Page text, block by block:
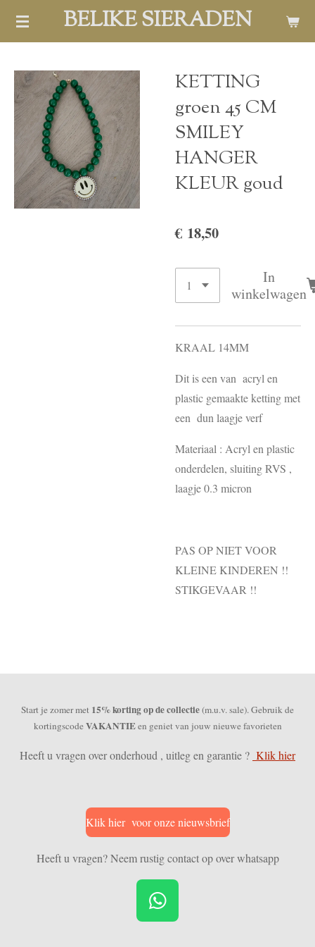
Ga
hoofdinhoud
BELIKE SIERADEN
KETTING
groen 45 CM
SMILEY
HANGER
KLEUR goud
€ 18,50
In
winkelwagen
KRAAL 14MM
Dit is een van acryl en
plastic gemaakte ketting met
een dun laagje verf
Materiaal : Acryl en plastic
onderdelen, sluiting RVS ,
laagje 0.3 micron
PAS OP NIET VOOR
KLEINE KINDEREN !!
STIKGEVAAR !!
Start je zomer met 15% korting op de collectie(m.u.v. sale). Gebruik de
kortingscodeVAKANTIEen geniet van jouw nieuwe favorieten
Heeft u vragen over onderhoud , uitleg en garantie ? Klik hier
Klik hier voor onze nieuwsbrief
Heeft u vragen? Neem rustig contact op over whatsapp
W
h